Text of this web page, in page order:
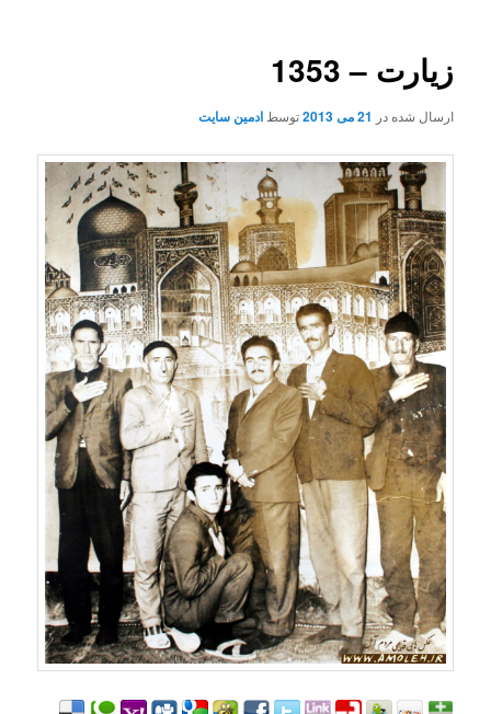
زیارت – 1353
ارسال شده در 21 می 2013 توسطادمین سایت